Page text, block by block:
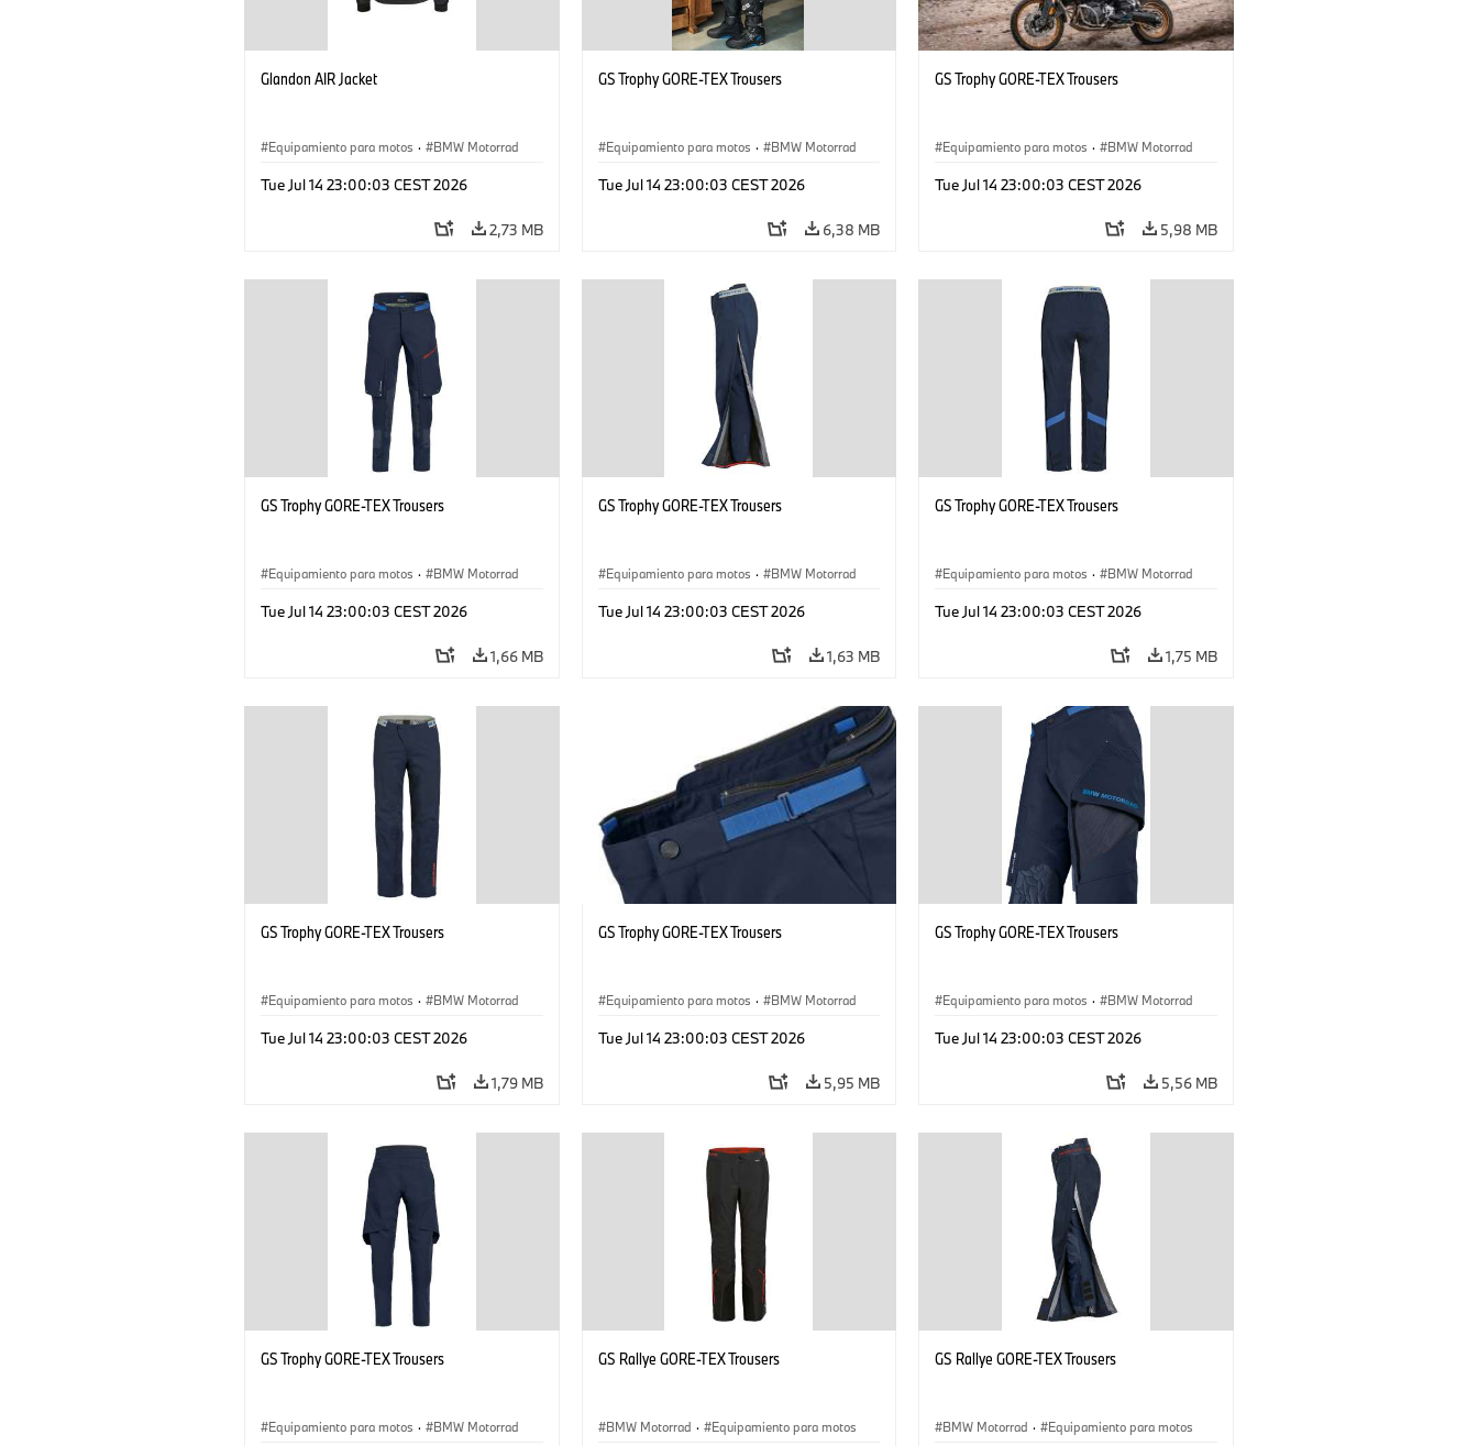
Glandon AIR Jacket
Equipamiento para motos · BMW Motorrad
Tue Jul 14 23:00:03 CEST 2026
2,73 MB
GS Trophy GORE-TEX Trousers
Equipamiento para motos · BMW Motorrad
Tue Jul 14 23:00:03 CEST 2026
6,38 MB
GS Trophy GORE-TEX Trousers
Equipamiento para motos · BMW Motorrad
Tue Jul 14 23:00:03 CEST 2026
5,98 MB
GS Trophy GORE-TEX Trousers
Equipamiento para motos · BMW Motorrad
Tue Jul 14 23:00:03 CEST 2026
1,66 MB
GS Trophy GORE-TEX Trousers
Equipamiento para motos · BMW Motorrad
Tue Jul 14 23:00:03 CEST 2026
1,63 MB
GS Trophy GORE-TEX Trousers
Equipamiento para motos · BMW Motorrad
Tue Jul 14 23:00:03 CEST 2026
1,75 MB
GS Trophy GORE-TEX Trousers
Equipamiento para motos · BMW Motorrad
Tue Jul 14 23:00:03 CEST 2026
1,79 MB
GS Trophy GORE-TEX Trousers
Equipamiento para motos · BMW Motorrad
Tue Jul 14 23:00:03 CEST 2026
5,95 MB
GS Trophy GORE-TEX Trousers
Equipamiento para motos · BMW Motorrad
Tue Jul 14 23:00:03 CEST 2026
5,56 MB
GS Trophy GORE-TEX Trousers
Equipamiento para motos · BMW Motorrad
GS Rallye GORE-TEX Trousers
BMW Motorrad · Equipamiento para motos
GS Rallye GORE-TEX Trousers
BMW Motorrad · Equipamiento para motos